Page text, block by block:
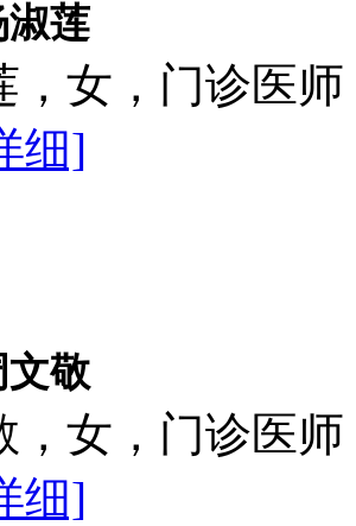
淑莲
，女，门诊医
细]
文敬
，女，门诊医
细]